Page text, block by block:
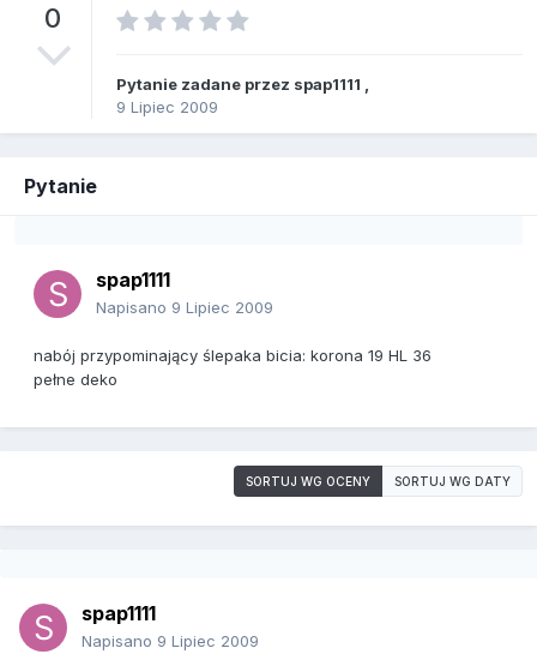
0
Pytanie zadane przez spap1111
9 Lipiec 2009
Pytanie
spap1111
Napisano 9 Lipiec 2009
nabój przypominający ślepaka bicia: korona 19 HL 36
pełne deko
SORTUJ WG OCENY SORTUJ WG DATY
spap1111
Napisano 9 Lipiec 2009